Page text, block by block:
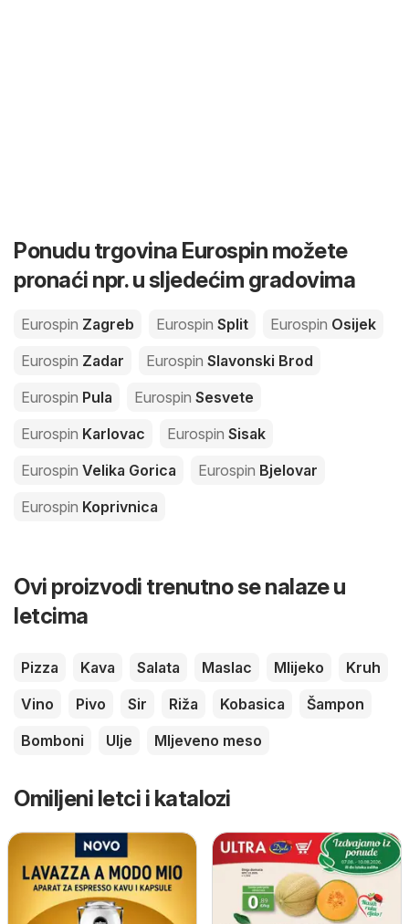
Ponudu trgovina Eurospin možete
pronaći npr. u sljedećim gradovima
Eurospin Zagreb Eurospin Split Eurospin Osijek
Eurospin Zadar Eurospin Slavonski Brod
Eurospin Pula Eurospin Sesvete
Eurospin Karlovac Eurospin Sisak
Eurospin Velika Gorica Eurospin Bjelovar
Eurospin Koprivnica
Ovi proizvodi trenutno se nalaze u
letcima
Pizza Kava Salata Maslac Mlijeko
Kruh
Vino
Pivo Sir Riža Kobasica
Šampon
Bomboni
Ulje Mljeveno meso
Omiljeni letci i katalozi